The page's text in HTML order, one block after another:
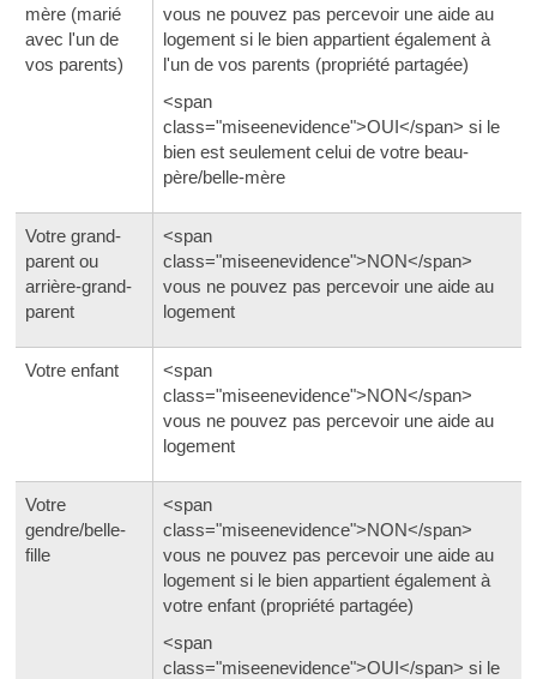
mère (marié
avec l'un de
vos parents)
vous ne pouvez pas percevoir une aide au
logement si le bien appartient également à
l'un de vos parents (propriété partagée)
<span
class="miseenevidence">OUI</span> si le
bien est seulement celui de votre beau-
père/belle-mère
Votre grand-
parent ou
arrière-grand-
parent
<span
class="miseenevidence">NON</span>
vous ne pouvez pas percevoir une aide au
logement
Votre enfant
<span
class="miseenevidence">NON</span>
vous ne pouvez pas percevoir une aide au
logement
Votre
gendre/belle-
fille
<span
class="miseenevidence">NON</span>
vous ne pouvez pas percevoir une aide au
logement si le bien appartient également à
votre enfant (propriété partagée)
<span
class="miseenevidence">OUI</span> si le